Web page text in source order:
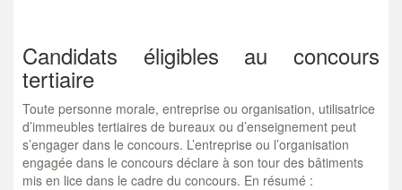
Candidats éligibles au concours
tertiaire
Toute personne morale, entreprise ou organisation, utilisatrice
d’immeubles tertiaires de bureaux ou d’enseignement peut
s’engager dans le concours. L’entreprise ou l’organisation
engagée dans le concours déclare à son tour des bâtiments
mis en lice dans le cadre du concours. En résumé :